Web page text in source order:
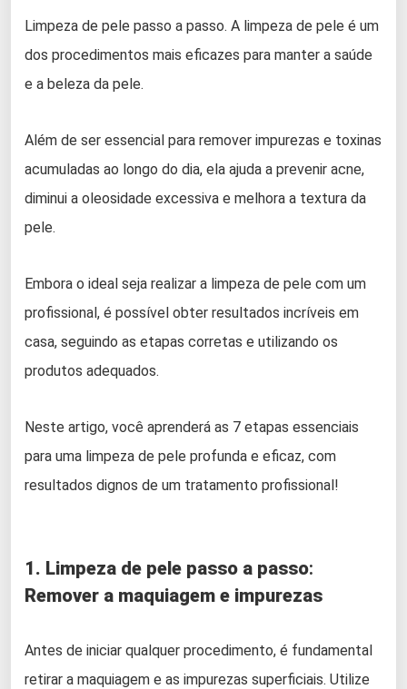
Limpeza de pele passo a passo. A limpeza de pele é um
dos procedimentos mais eficazes para manter a saúde
e a beleza da pele.
Além de ser essencial para remover impurezas e toxinas
acumuladas ao longo do dia, ela ajuda a prevenir acne,
diminui a oleosidade excessiva e melhora a textura da
pele.
Embora o ideal seja realizar a limpeza de pele com um
profissional, é possível obter resultados incríveis em
casa, seguindo as etapas corretas e utilizando os
produtos adequados.
Neste artigo, você aprenderá as 7 etapas essenciais
para uma limpeza de pele profunda e eficaz, com
resultados dignos de um tratamento profissional!
1. Limpeza de pele passo a passo:
Remover a maquiagem e impurezas
Antes de iniciar qualquer procedimento, é fundamental
retirar a maquiagem e as impurezas superficiais. Utilize